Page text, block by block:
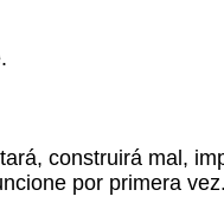
construirá mal,
por primera vez.